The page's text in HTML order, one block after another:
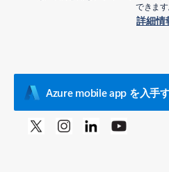
できます
詳細情
Azure mobile app を入手